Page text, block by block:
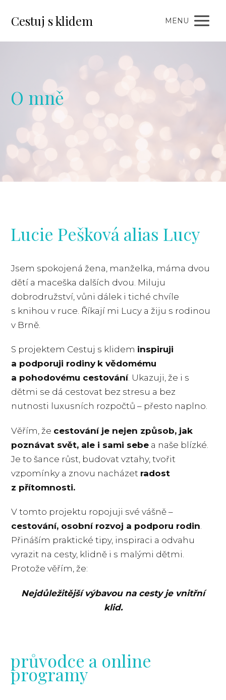
Cestuj s klidem MENU
O mně
Lucie Pešková alias Lucy
Jsem spokojená žena, manželka, máma dvou
dětí a maceška dalších dvou. Miluju
dobrodružství, vůni dálek i tiché chvíle
s knihou v ruce. Říkají mi Lucy a žiju s rodinou
v Brně.
S projektem Cestuj s klidem inspiruji
a podporuji rodiny k vědomému
a pohodovému cestování. Ukazuji, že i s
dětmi se dá cestovat bez stresu a bez
nutnosti luxusních rozpočtů – přesto naplno.
Věřím, že cestování je nejen způsob, jak
poznávat svět, ale i sami sebe a naše blízké.
Je to šance růst, budovat vztahy, tvořit
vzpomínky a znovu nacházet radost
z přítomnosti.
V tomto projektu ropojuji své vášně –
cestování, osobní rozvoj a podporu rodin.
Přináším praktické tipy, inspiraci a odvahu
vyrazit na cesty, klidně i s malými dětmi.
Protože věřím, že:
Nejdůležitější výbavou na cesty je vnitřní
klid.
průvodce a online
programy